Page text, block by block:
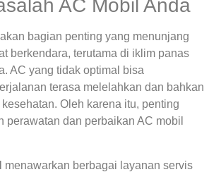
AC Mobil Anda
bagian penting yang menunjang
berkendara, terutama di iklim panas
AC yang tidak optimal bisa
terasa melelahkan dan bahkan
Oleh karena itu, penting
perawatan dan perbaikan AC mobil
menawarkan berbagai layanan servis